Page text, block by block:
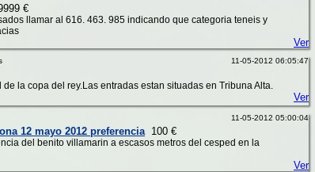
€
llamar al 616. 463. 985 indicando que categoria teneis y
Ver
11-05-2012 06:05:47
la copa del rey.Las entradas estan situadas en Tribuna Alta.
Ver
11-05-2012 05:00:04
12 mayo 2012 preferencia100 €
del benito villamarin a escasos metros del cesped en la
Ver